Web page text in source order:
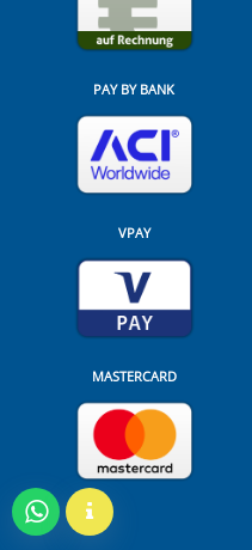
PAY BY BANK
VPAY
MASTERCARD